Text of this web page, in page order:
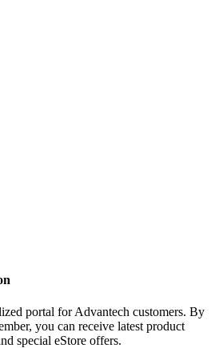
portal for Advantech customers. By
you can receive latest product
special eStore offers.